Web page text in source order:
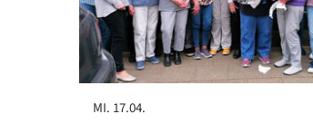
MI. 17.04.